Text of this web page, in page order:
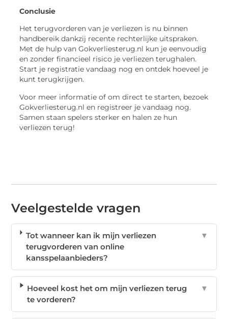
Conclusie
Het terugvorderen van je verliezen is nu binnen
handbereik dankzij recente rechterlijke uitspraken.
Met de hulp van Gokverliesterug.nl kun je eenvoudig
en zonder financieel risico je verliezen terughalen.
Start je registratie vandaag nog en ontdek hoeveel je
kunt terugkrijgen.
Voor meer informatie of om direct te starten, bezoek
Gokverliesterug.nl en registreer je vandaag nog.
Samen staan spelers sterker en halen ze hun
verliezen terug!
Veelgestelde vragen
Tot wanneer kan ik mijn verliezen
terugvorderen van online
kansspelaanbieders?
▼
Hoeveel kost het om mijn verliezen terug
te vorderen?
▼